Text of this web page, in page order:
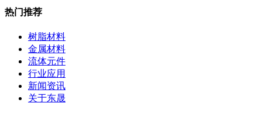
热门推荐
树脂材料
金属材料
流体元件
行业应用
新闻资讯
关于东晟